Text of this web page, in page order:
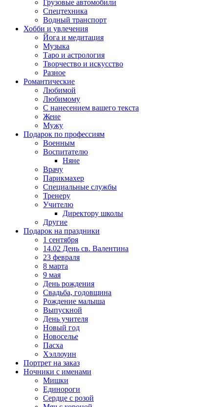
Грузовые автомобили
Спецтехника
Водный транспорт
Хобби и увлечения
Йога и медитация
Музыка
Таро и астрология
Творчество и искусство
Разное
Романтические
Любимой
Любимому
С нанесением вашего текста
Жене
Мужу
Подарок по профессиям
Военным
Воспитателю
Няне
Врачу
Парикмахер
Специальные службы
Тренеру
Учителю
Директору школы
Другие
Подарок на праздники
1 сентября
14.02 День св. Валентина
23 февраля
8 марта
9 мая
День рождения
Свадьба, годовщина
Рождение малыша
Выпускной
День учителя
Новый год
Новоселье
Пасха
Хэллоуин
Портрет на заказ
Ночники с именами
Мишки
Единороги
Сердце с розой